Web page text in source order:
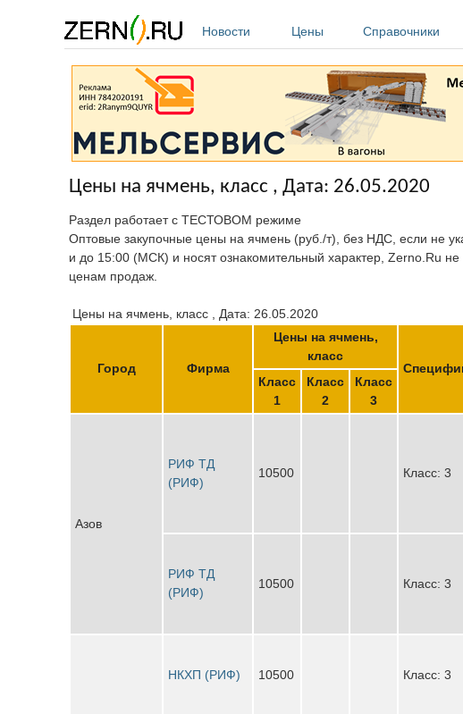
Новости
Цены Справочники
Цены на ячмень, класс , Дата: 26.05.2020
Раздел работает с ТЕСТОВОМ режиме
Оптовые закупочные цены на ячмень (руб./т), без НДС, если не
и до 15:00 (МСК) и носят ознакомительный характер, Zerno.Ru не
ценам продаж.
Цены на ячмень, класс , Дата: 26.05.2020
Город Фирма
Цены на ячмень,
класс
Класс
1
Класс
2
Класс
3
Азов
РИФ ТД
(РИФ)
10500 Класс: 3
РИФ ТД
(РИФ)
10500 Класс: 3
НКХП (РИФ) 10500 Класс: 3